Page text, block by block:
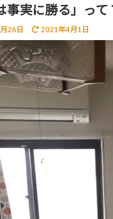
事実に勝る」って
26日 2021年4月1日